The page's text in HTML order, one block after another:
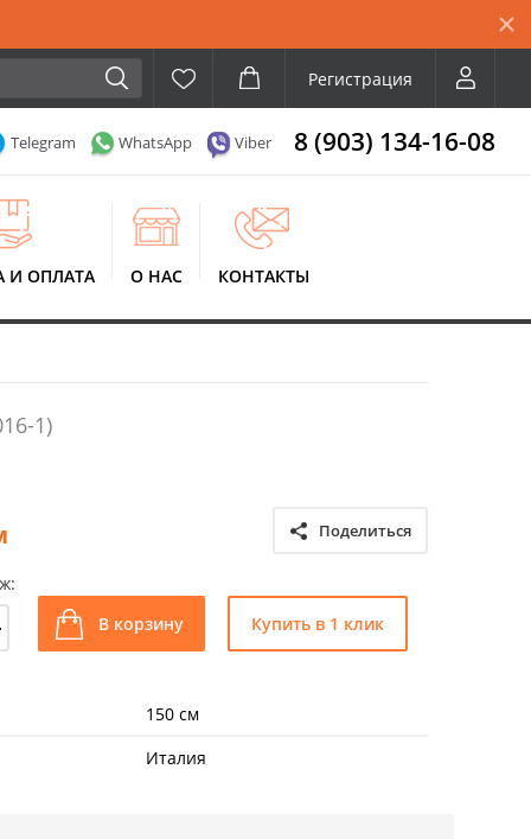
Регистрация
Telegram WhatsApp Viber 8 (903) 134-16-08
И ОПЛАТА О НАС КОНТАКТЫ
1)
Поделиться
В корзину Купить в 1 клик
150 см
Италия